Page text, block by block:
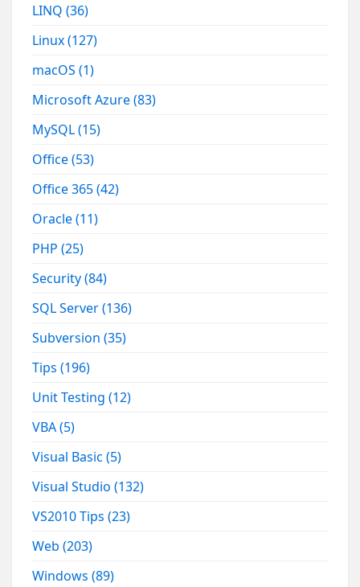
LINQ(36)
Linux(127)
macOS(1)
Microsoft Azure(83)
MySQL(15)
Office(53)
Office 365(42)
Oracle(11)
PHP(25)
Security(84)
SQL Server(136)
Subversion(35)
Tips(196)
Unit Testing(12)
VBA(5)
Visual Basic(5)
Visual Studio(132)
VS2010 Tips(23)
Web(203)
Windows(89)